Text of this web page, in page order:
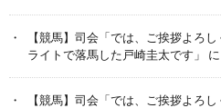
【競馬】司会「では、ご挨拶よろ
ライトで落馬した戸崎圭太です」
に
【競馬】司会「では、ご挨拶よろ